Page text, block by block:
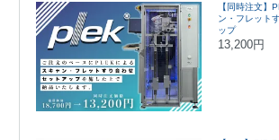
【同時注文】
ン・フレット
ップ
13,200円